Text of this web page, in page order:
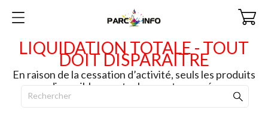
LIQUIDATION TOTALE - TOUT
DOIT DISPARAITRE
En raison de la cessation d’activité, seuls les produits
disponibles en stock seront envoyés.